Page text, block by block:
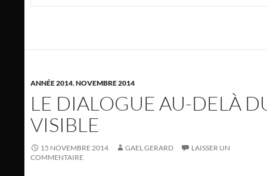
ANNÉE 2014,NOVEMBRE 2014
LE DIALOGUE AU-DELÀ
VISIBLE
15 NOVEMBRE 2014 GAEL GERARD
LAISSER UN
COMMENTAIRE